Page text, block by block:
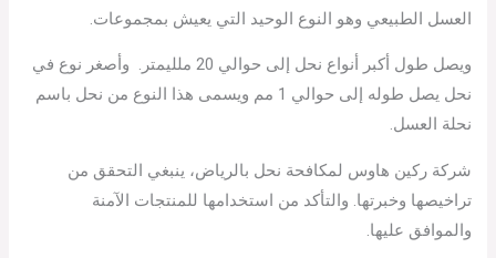
العسل الطبيعي وهو النوع الوحيد التي يعيش بمجموعات.
ويصل طول أكبر أنواع نحل إلى حوالي 20 ملليمتر. وأصغر نوع في
نحل يصل طوله إلى حوالي 1 مم ويسمى هذا النوع من نحل باسم
نحلة العسل.
شركة ركين هاوس لمكافحة نحل بالرياض، ينبغي التحقق من
تراخيصها وخبرتها. والتأكد من استخدامها للمنتجات الآمنة
والموافق عليها.